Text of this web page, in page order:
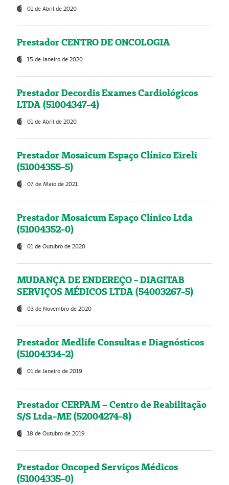
01 de Abril de 2020
Prestador CENTRO DE ONCOLOGIA
15 de Janeiro de 2020
Prestador Decordis Exames Cardiológicos
LTDA (51004347-4)
01 de Abril de 2020
Prestador Mosaicum Espaço Clínico Eireli
(51004355-5)
07 de Maio de 2021
Prestador Mosaicum Espaço Clínico Ltda
(51004352-0)
01 de Outubro de 2020
MUDANÇA DE ENDEREÇO - DIAGITAB
SERVIÇOS MÉDICOS LTDA (54003267-5)
03 de Novembro de 2020
Prestador Medlife Consultas e Diagnósticos
(51004334-2)
01 de Janeiro de 2019
Prestador CERPAM – Centro de Reabilitação
S/S Ltda-ME (52004274-8)
18 de Outubro de 2019
Prestador Oncoped Serviços Médicos
(51004335-0)